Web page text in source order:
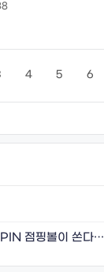
4 5 6
점핑볼이 쏜다…